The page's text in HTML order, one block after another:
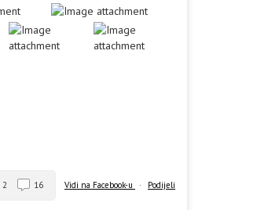
Vidi na Facebook-u · Podijeli
2 16